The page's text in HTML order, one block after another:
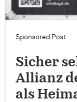
Sponsored Post
Sicher
Allianz
als